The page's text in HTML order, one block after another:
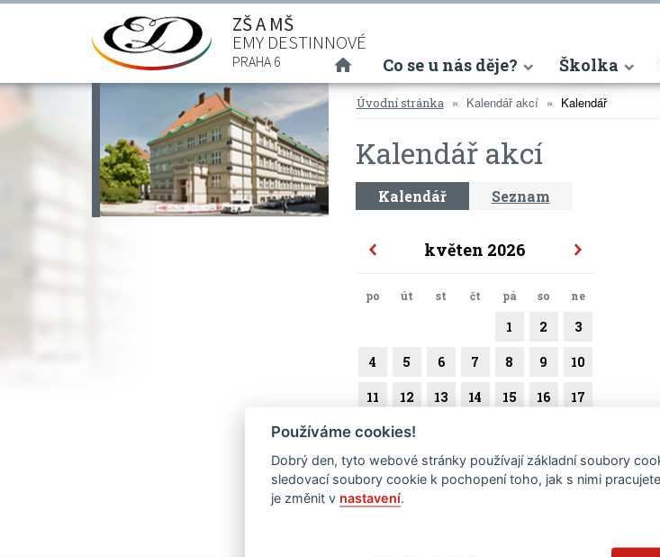
ZŠ A MŠ
EMY DESTINNOVÉ
PRAHA 6 (current)
Co se u nás děje? Školka
Úvodní stránka Kalendář akcí Kalendář
Kalendář akcí
Kalendář Seznam
květen 2026
po út st čt pá so ne
1 2 3
4 5 6 7 8 9 10
11 12 13 14 15 16 17
18 19
25 26 27 28 29 30 31
Používáme cookies!
Dobrý den, tyto webové stránky používají základní soubory
sledovací soubory cookie k pochopení toho, jak s nimi
je změnit v nastavení.